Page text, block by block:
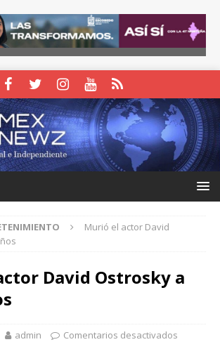
Murió el actor David
David Ostrosky a
admin Comentarios desactivados